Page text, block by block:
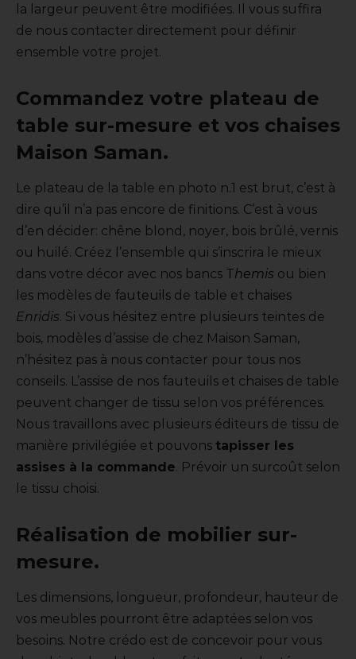
la largeur peuvent être modifiées. Il vous suffira
de nous contacter directement pour définir
ensemble votre projet.
Commandez votre plateau de
table sur-mesure et vos chaises
Maison Saman.
Le plateau de la table en photo n.1 est brut, c’est à
dire qu’il n’a pas encore de finitions. C’est à vous
d’en décider: chêne blond, noyer, bois brûlé, vernis
ou huilé. Créez l’ensemble qui s’inscrira le mieux
dans votre décor avec nos bancs Themis ou bien
les modèles de fauteuils de table et chaises
Enridis. Si vous hésitez entre plusieurs teintes de
bois, modèles d’assise de chez Maison Saman,
n’hésitez pas à nous contacter pour tous nos
conseils. L’assise de nos fauteuils et chaises de table
peuvent changer de tissu selon vos préférences.
Nous travaillons avec plusieurs éditeurs de tissu de
manière privilégiée et pouvons tapisser les
assises à la commande. Prévoir un surcoût selon
le tissu choisi.
Réalisation de mobilier sur-
mesure.
Les dimensions, longueur, profondeur, hauteur de
vos meubles pourront être adaptées selon vos
besoins. Notre crédo est de concevoir pour vous